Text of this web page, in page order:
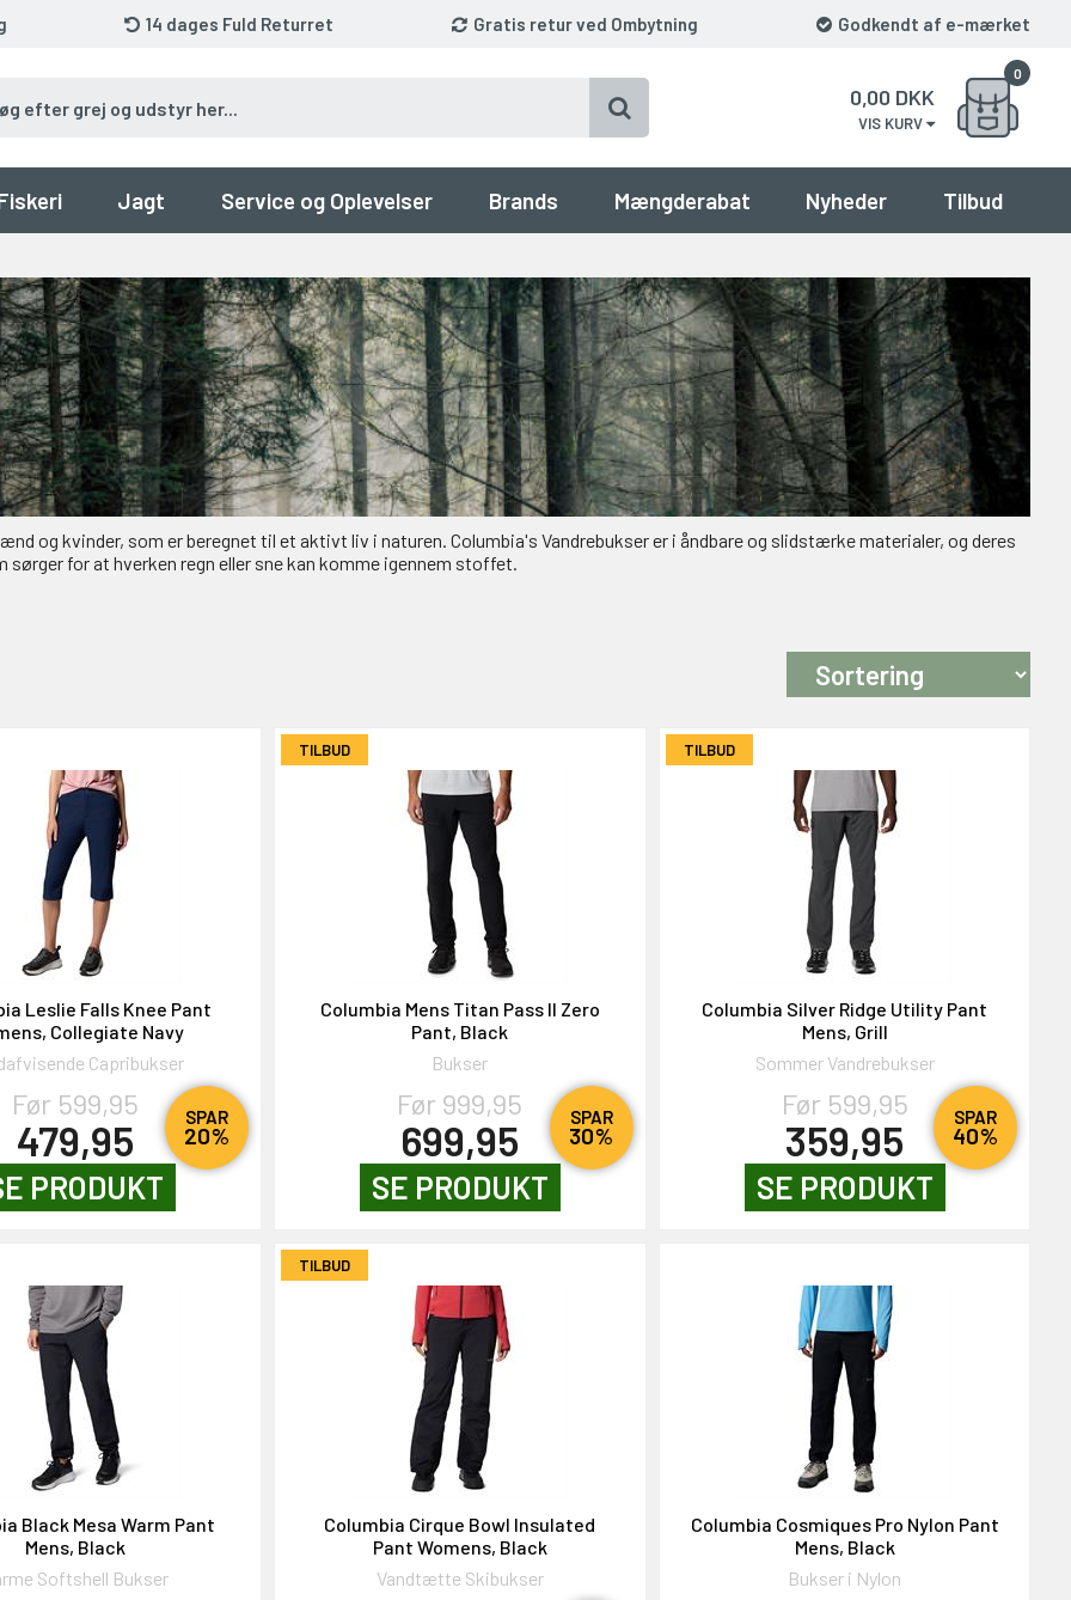
14 dages Fuld Returret Gratis retur ved Ombytning Godkendt af e-mærket
0
0,00 DKK
VIS KURV
Jagt Service og Oplevelser Brands Mængderabat Nyheder Tilbud
og kvinder, som er beregnet til et aktivt liv i naturen. Columbia's Vandrebukser er i åndbare og slidstærke materialer, og deres
sørger for at hverken regn eller sne kan komme igennem stoffet.
SPAR
20%
Leslie Falls Knee Pant
Collegiate Navy
Capribukser
Før 599,95
479,95
PRODUKT
TILBUD
SPAR
30%
Columbia Mens Titan Pass II Zero
Pant, Black
Bukser
Før 999,95
699,95
SE PRODUKT
TILBUD
SPAR
40%
Columbia Silver Ridge Utility Pant
Mens, Grill
Sommer Vandrebukser
Før 599,95
359,95
SE PRODUKT
Black Mesa Warm Pant
Mens, Black
Softshell Bukser
TILBUD
Columbia Cirque Bowl Insulated
Pant Womens, Black
Vandtætte Skibukser
Columbia Cosmiques Pro Nylon Pant
Mens, Black
Bukser i Nylon